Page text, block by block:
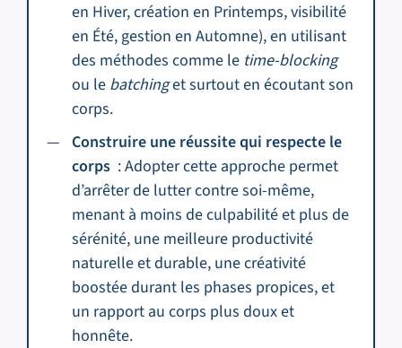
en Hiver, création en Printemps, visibilité
en Été, gestion en Automne), en utilisant
des méthodes comme le time-blocking
ou le batchinget surtout en écoutant son
corps.
Construire une réussite qui respecte le
corps : Adopter cette approche permet
d’arrêter de lutter contre soi-même,
menant à moins de culpabilité et plus de
sérénité, une meilleure productivité
naturelle et durable, une créativité
boostée durant les phases propices, et
un rapport au corps plus doux et
honnête.